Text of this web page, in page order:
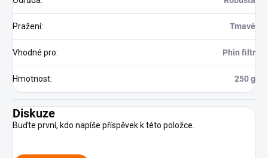
Pražení: Tmavé
Vhodné pro: Phin filtr
Hmotnost: 250 g
Diskuze
Buďte první, kdo napíše příspěvek k této položce.